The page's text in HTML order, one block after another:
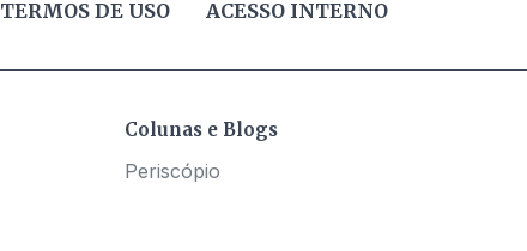
TERMOS DE USO ACESSO INTERNO
Colunas e Blogs
Periscópio